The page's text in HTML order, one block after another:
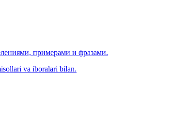
примерами и фразами.
va iboralari bilan.